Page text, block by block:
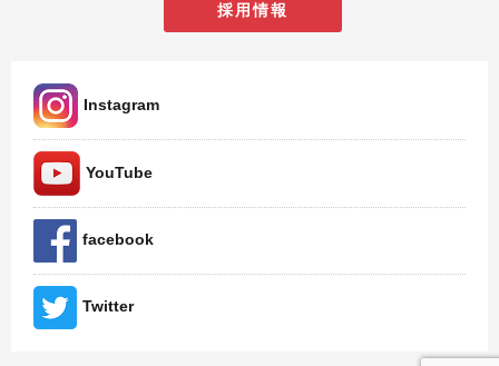
採用情報
Instagram
YouTube
facebook
Twitter